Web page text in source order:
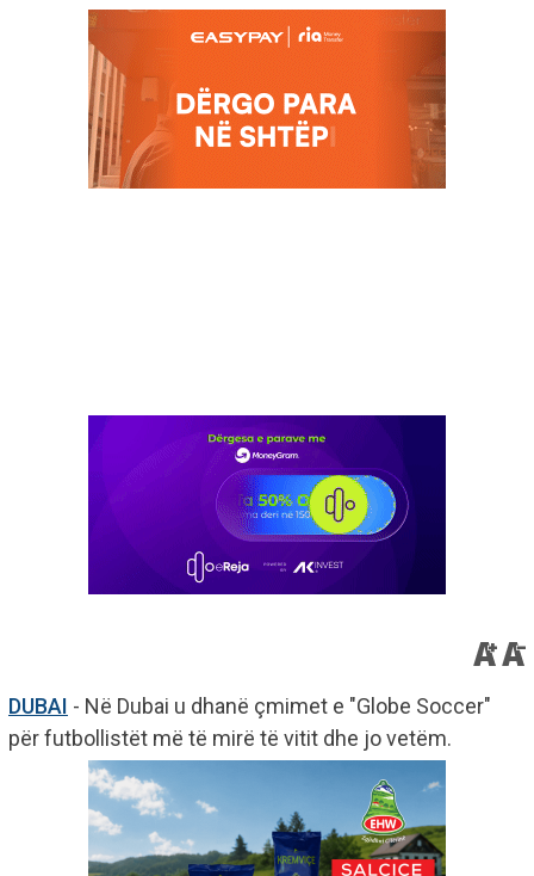
DUBAI - Në Dubai u dhanë çmimet e "Globe Soccer"
për futbollistët më të mirë të vitit dhe jo vetëm.